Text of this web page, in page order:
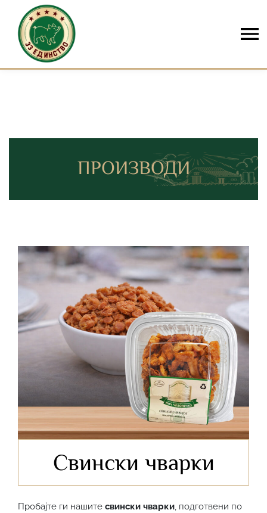
Skip to content
ПРОИЗВОДИ
Свински чварки
Пробајте ги нашите свински чварки, подготвени по